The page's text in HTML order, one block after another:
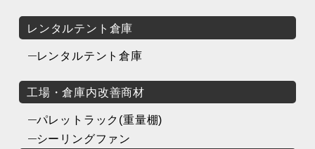
レンタルテント倉庫
レンタルテント倉庫
工場・倉庫内改善商材
パレットラック(重量棚)
シーリングファン